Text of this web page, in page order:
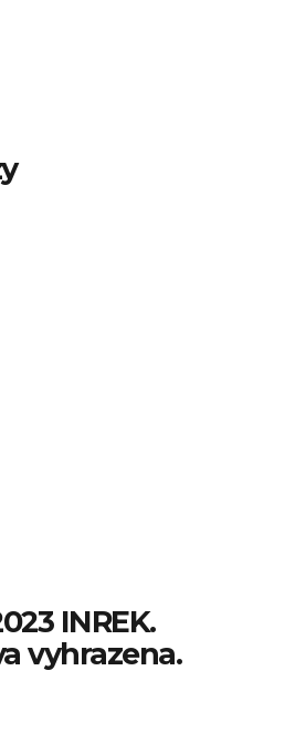
INREK.
vyhrazena.